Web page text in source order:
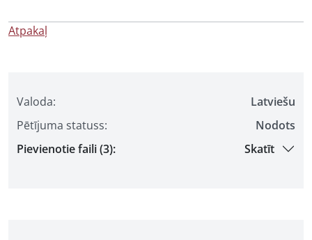
Valoda:
Latviešu
Pētījuma statuss:
Nodots
Pievienotie faili (3):
Skatīt
Atpakaļ